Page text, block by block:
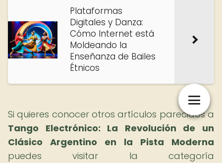
Plataformas
Digitales y Danza:
Cómo Internet está
Moldeando la
Enseñanza de Bailes
Étnicos
Si quieres conocer otros artículos parecidos a
Tango Electrónico: La Revolución de un
Clásico Argentino en la Pista Moderna
puedes visitar la categoría